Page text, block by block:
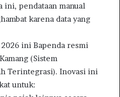
ini, pendataan manual
karena data yang
ini Bapenda resmi
(Sistem
Terintegrasi). Inovasi ini
untuk: